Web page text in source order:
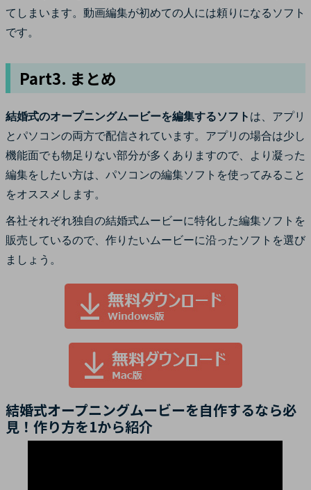
てしまいます。動画編集が初めての人には頼りになるソフト
です。
Part3. まとめ
結婚式のオープニングムービーを編集するソフト は、アプリ
とパソコンの両方で配信されています。アプリの場合は少し
機能面でも物足りない部分が多くありますので、より凝った
編集をしたい方は、パソコンの編集ソフトを使ってみること
をオススメします。
各社それぞれ独自の結婚式ムービーに特化した編集ソフトを
販売しているので、作りたいムービーに沿ったソフトを選び
ましょう。
結婚式オープニングムービーを自作するなら必
見！作り方を1から紹介